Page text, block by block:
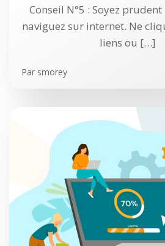
Conseil N°5 : Soyez
naviguez sur internet. Ne
liens ou […]
Par smorey